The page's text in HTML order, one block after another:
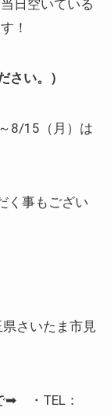
日空いている
！
い。）
8/15（月）は
く事もござい
さいたま市見
➡ ・TEL：